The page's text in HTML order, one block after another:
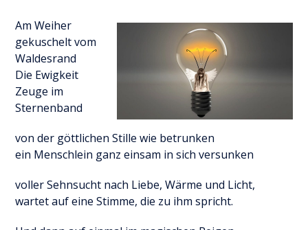
Am Weiher
gekuschelt vom
Waldesrand
Die Ewigkeit
Zeuge im
Sternenband
von der göttlichen Stille wie betrunken
ein Menschlein ganz einsam in sich versunken
voller Sehnsucht nach Liebe, Wärme und Licht,
wartet auf eine Stimme, die zu ihm spricht.